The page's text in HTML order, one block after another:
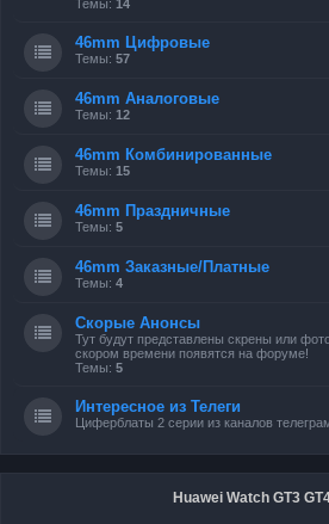
Темы: 14
46mm Цифровые
Темы: 57
46mm Аналоговые
Темы: 12
46mm Комбинированные
Темы: 15
46mm Праздничные
Темы: 5
46mm Заказные/Платные
Темы: 4
Скорые Анонсы
Тут будут представлены скрены или
скором времени появятся на форуме!
Темы: 5
Интересное из Телеги
Циферблаты 2 серии из каналов
Huawei Watch GT3